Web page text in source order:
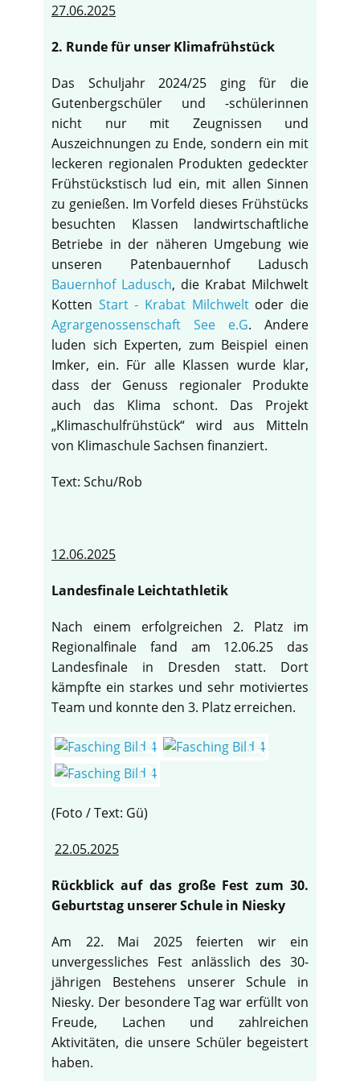
27.06.2025
2. Runde für unser Klimafrühstück
Das Schuljahr 2024/25 ging für die
Gutenbergschüler und -schülerinnen
nicht nur mit Zeugnissen und
Auszeichnungen zu Ende, sondern ein mit
leckeren regionalen Produkten gedeckter
Frühstückstisch lud ein, mit allen Sinnen
zu genießen. Im Vorfeld dieses Frühstücks
besuchten Klassen landwirtschaftliche
Betriebe in der näheren Umgebung wie
unseren Patenbauernhof Ladusch
Bauernhof Ladusch, die Krabat Milchwelt
Kotten Start - Krabat Milchweltoder die
Agrargenossenschaft See e.G. Andere
luden sich Experten, zum Beispiel einen
Imker, ein. Für alle Klassen wurde klar,
dass der Genuss regionaler Produkte
auch das Klima schont. Das Projekt
„Klimaschulfrühstück“ wird aus Mitteln
von Klimaschule Sachsen finanziert.
Text: Schu/Rob
12.06.2025
Landesfinale Leichtathletik
Nach einem erfolgreichen 2. Platz im
Regionalfinale fand am 12.06.25 das
Landesfinale in Dresden statt. Dort
kämpfte ein starkes und sehr motiviertes
Team und konnte den 3. Platz erreichen.
(Foto / Text: Gü)
22.05.2025
Rückblick auf das große Fest zum 30.
Geburtstag unserer Schule in Niesky
Am 22. Mai 2025 feierten wir ein
unvergessliches Fest anlässlich des 30-
jährigen Bestehens unserer Schule in
Niesky. Der besondere Tag war erfüllt von
Freude, Lachen und zahlreichen
Aktivitäten, die unsere Schüler begeistert
haben.